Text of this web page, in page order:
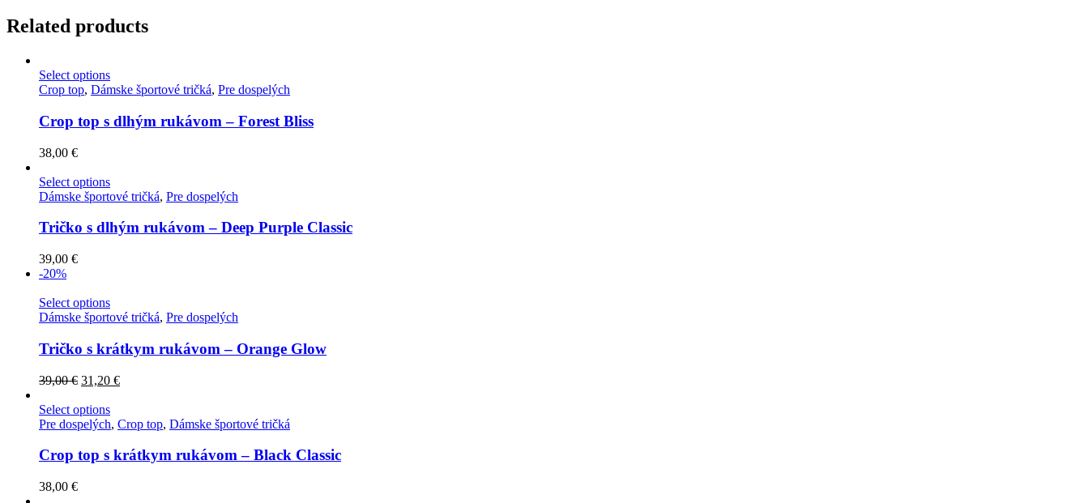
Related products
Select options
Crop top, Dámske športové tričká, Pre dospelých
Crop top s dlhým rukávom – Forest Bliss
38,00 €
Select options
Dámske športové tričká, Pre dospelých
Tričko s dlhým rukávom – Deep Purple Classic
39,00 €
-20%
Select options
Dámske športové tričká, Pre dospelých
Tričko s krátkym rukávom – Orange Glow
39,00€ 31,20 €
Select options
Pre dospelých, Crop top, Dámske športové tričká
Crop top s krátkym rukávom – Black Classic
38,00 €